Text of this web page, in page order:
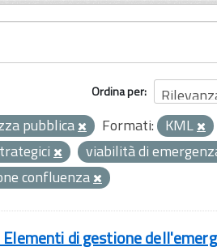
Ordina per
pubblica Formati: KML
viabilità di
confluenza
di gestione